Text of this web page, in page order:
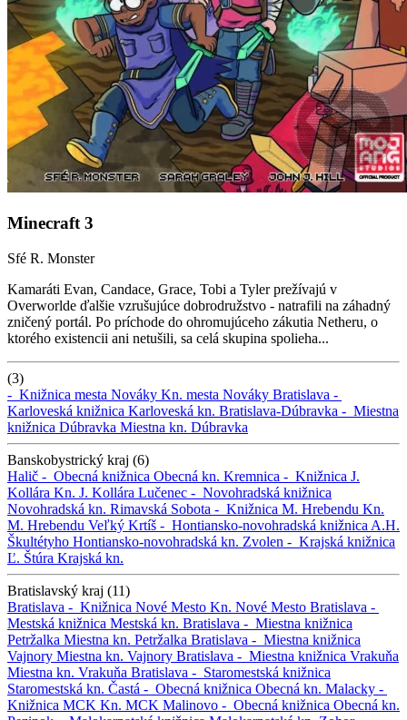
Minecraft 3
Sfé R. Monster
Kamaráti Evan, Candace, Grace, Tobi a Tyler prežívajú v
Overworlde ďalšie vzrušujúce dobrodružstvo - natrafili na záhadný
zničený portál. Po príchode do ohromujúceho zákutia Netheru, o
ktorého existencii ani netušili, sa celá skupina spolieha...
(3)
- Knižnica mesta Nováky Kn. mesta Nováky Bratislava -
Karloveská knižnica Karloveská kn. Bratislava-Dúbravka - Miestna
knižnica Dúbravka Miestna kn. Dúbravka
Banskobystrický kraj (6)
Halič - Obecná knižnica Obecná kn. Kremnica - Knižnica J.
Kollára Kn. J. Kollára Lučenec - Novohradská knižnica
Novohradská kn. Rimavská Sobota - Knižnica M. Hrebendu Kn.
M. Hrebendu Veľký Krtíš - Hontiansko-novohradská knižnica A.H.
Škultétyho Hontiansko-novohradská kn. Zvolen - Krajská knižnica
Ľ. Štúra Krajská kn.
Bratislavský kraj (11)
Bratislava - Knižnica Nové Mesto Kn. Nové Mesto Bratislava -
Mestská knižnica Mestská kn. Bratislava - Miestna knižnica
Petržalka Miestna kn. Petržalka Bratislava - Miestna knižnica
Vajnory Miestna kn. Vajnory Bratislava - Miestna knižnica Vrakuňa
Miestna kn. Vrakuňa Bratislava - Staromestská knižnica
Staromestská kn. Častá - Obecná knižnica Obecná kn. Malacky -
Knižnica MCK Kn. MCK Malinovo - Obecná knižnica Obecná kn.